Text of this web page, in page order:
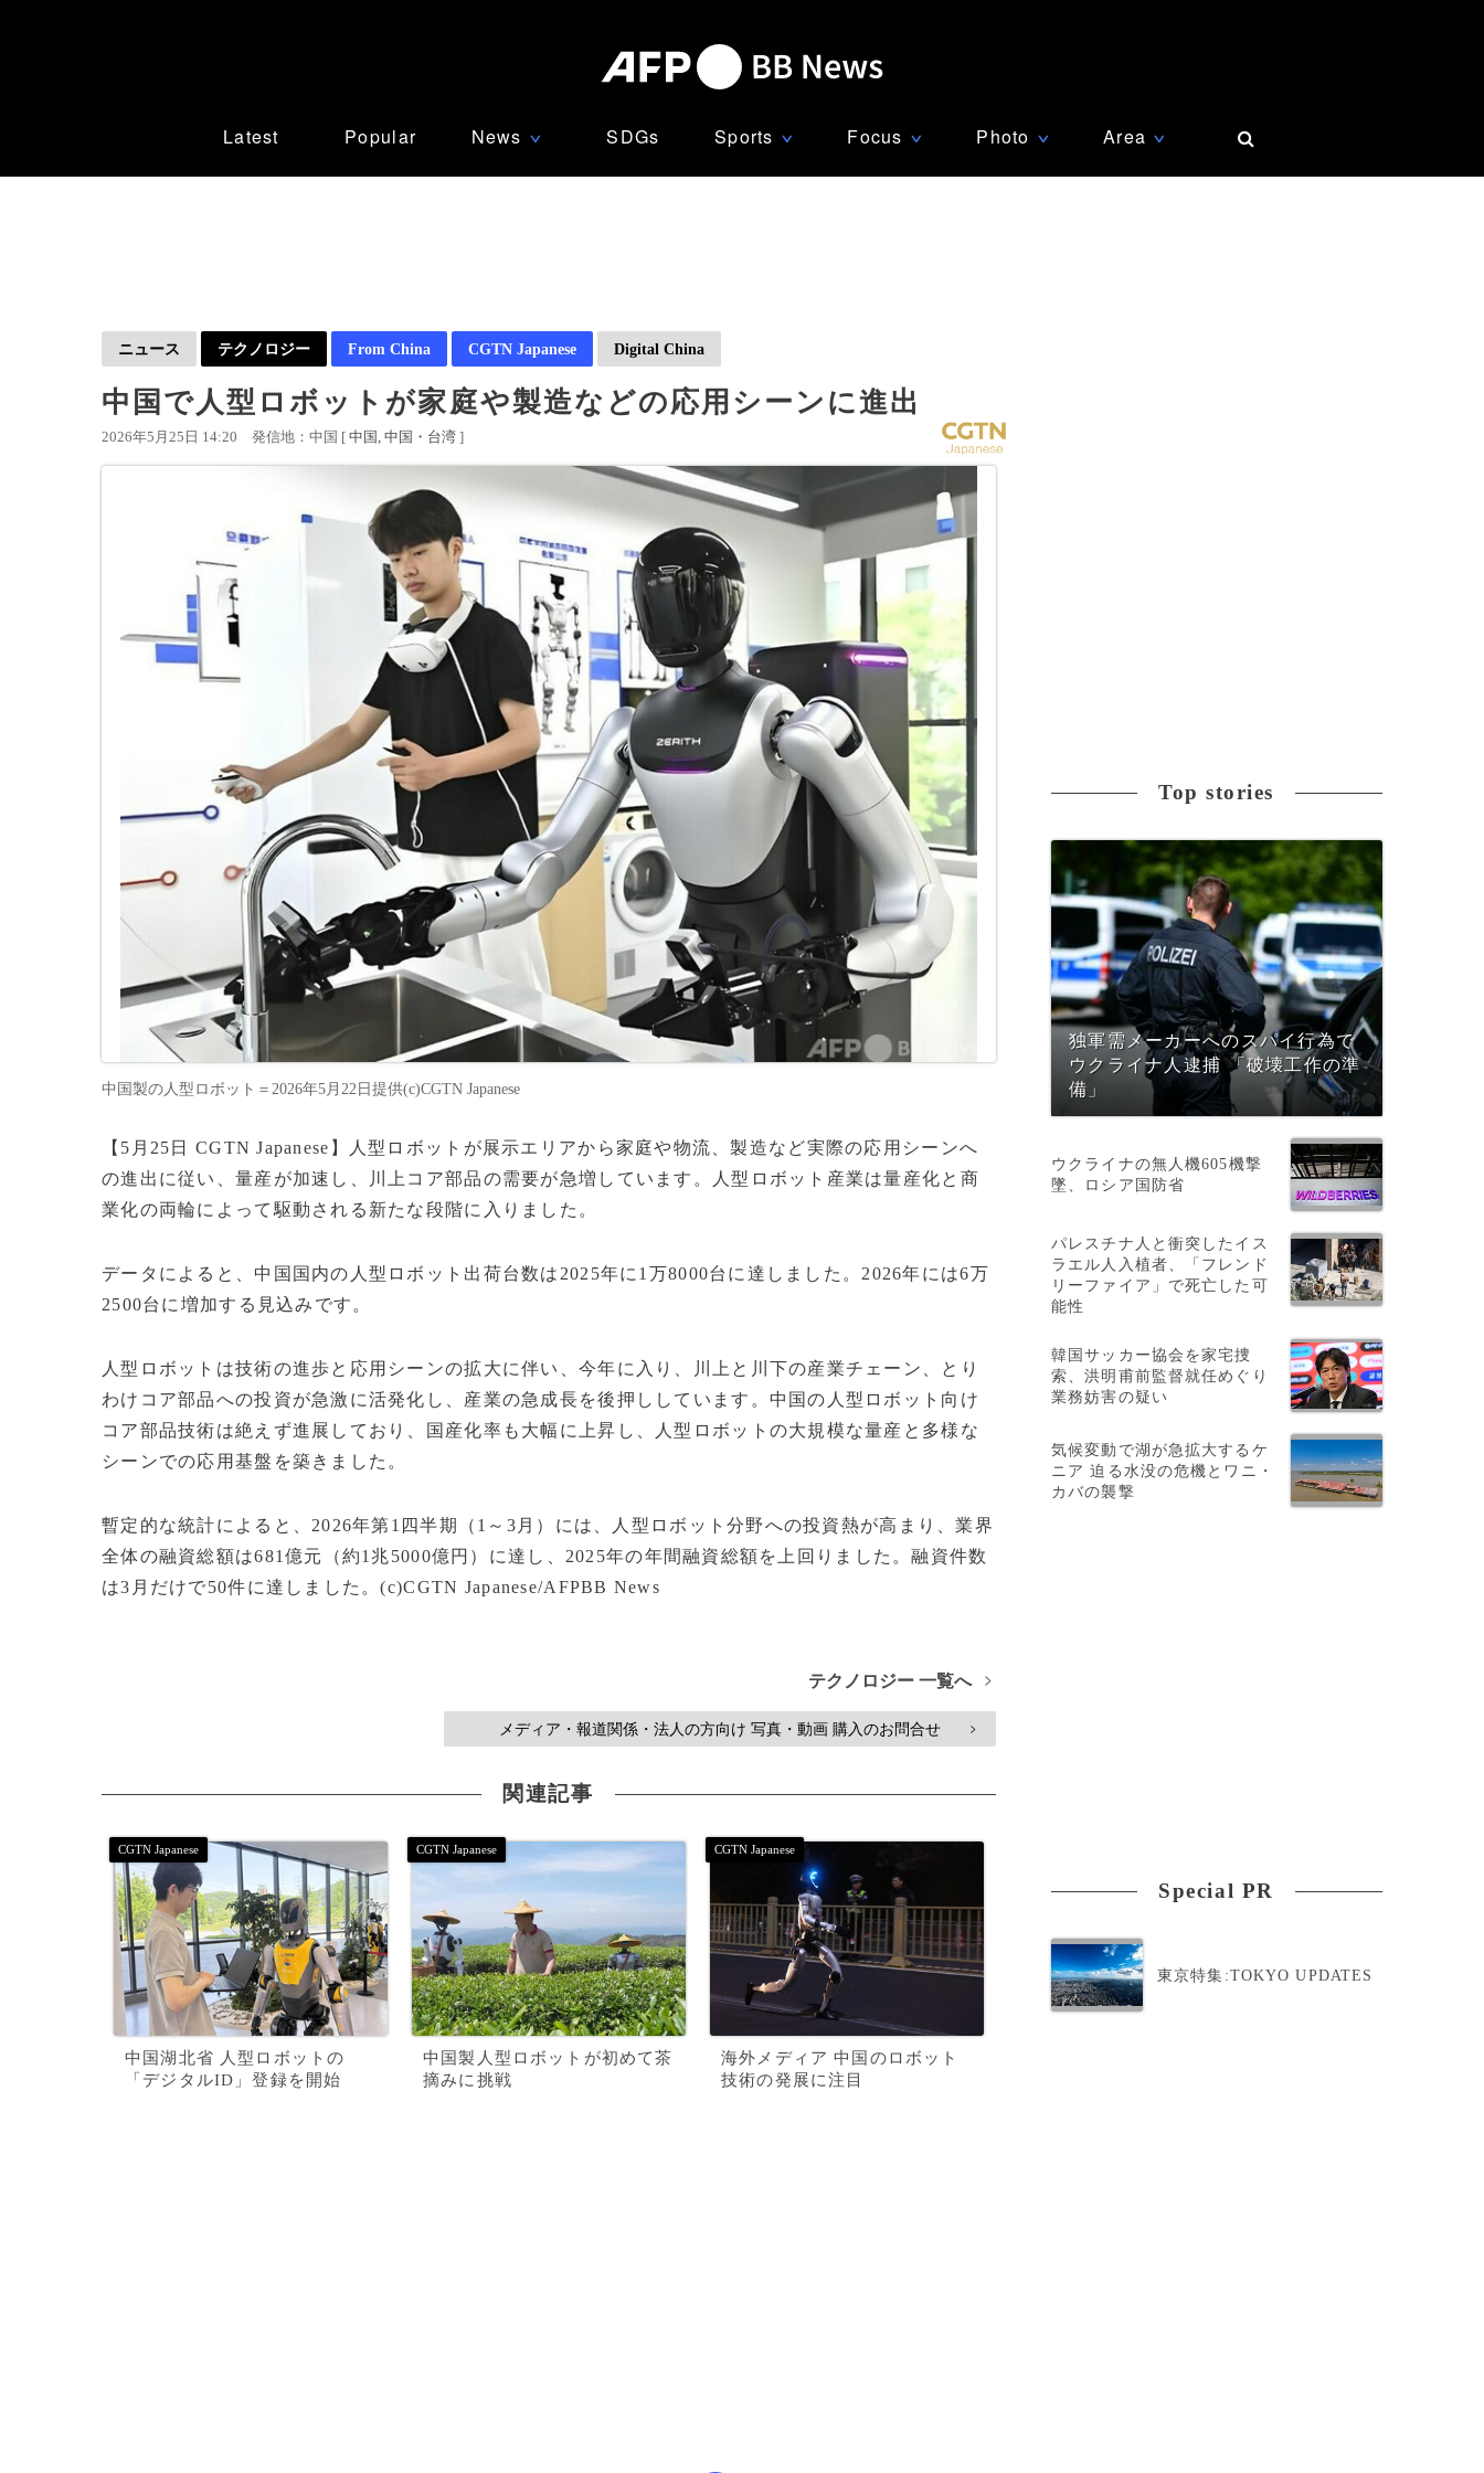
Latest Popular News ∨ SDGs Sports ∨ Focus ∨ Photo ∨ Area ∨
ニュース テクノロジー From China CGTN Japanese Digital China
中国で人型ロボットが家庭や製造などの応用シーンに進出
2026年5月25日 14:20 発信地：中国 [ 中国 中国・台湾 ]
中国製の人型ロボット＝2026年5月22日提供(c)CGTN Japanese
【5月25日 CGTN Japanese】人型ロボットが展示エリアから家庭や物流、製造など実際の応用シーンへ
の進出に従い、量産が加速し、川上コア部品の需要が急増しています。人型ロボット産業は量産化と商
業化の両輪によって駆動される新たな段階に入りました。
データによると、中国国内の人型ロボット出荷台数は2025年に1万8000台に達しました。2026年には6万
2500台に増加する見込みです。
人型ロボットは技術の進歩と応用シーンの拡大に伴い、今年に入り、川上と川下の産業チェーン、とり
わけコア部品への投資が急激に活発化し、産業の急成長を後押ししています。中国の人型ロボット向け
コア部品技術は絶えず進展しており、国産化率も大幅に上昇し、人型ロボットの大規模な量産と多様な
シーンでの応用基盤を築きました。
暫定的な統計によると、2026年第1四半期（1～3月）には、人型ロボット分野への投資熱が高まり、業界
全体の融資総額は681億元（約1兆5000億円）に達し、2025年の年間融資総額を上回りました。融資件数
は3月だけで50件に達しました。(c)CGTN Japanese/AFPBB News
テクノロジー 一覧へ >
メディア・報道関係・法人の方向け 写真・動画 購入のお問合せ >
関連記事
中国湖北省 人型ロボットの
「デジタルID」登録を開始
中国製人型ロボットが初めて茶
摘みに挑戦
海外メディア 中国のロボット
技術の発展に注目
Top stories
独軍需メーカーへのスパイ行為で
ウクライナ人逮捕 「破壊工作の準
備」
ウクライナの無人機605機撃
墜、ロシア国防省
パレスチナ人と衝突したイス
ラエル人入植者、「フレンド
リーファイア」で死亡した可
能性
韓国サッカー協会を家宅捜
索、洪明甫前監督就任めぐり
業務妨害の疑い
気候変動で湖が急拡大するケ
ニア 迫る水没の危機とワニ・
カバの襲撃
Special PR
東京特集:TOKYO UPDATES